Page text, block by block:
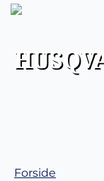
Forside